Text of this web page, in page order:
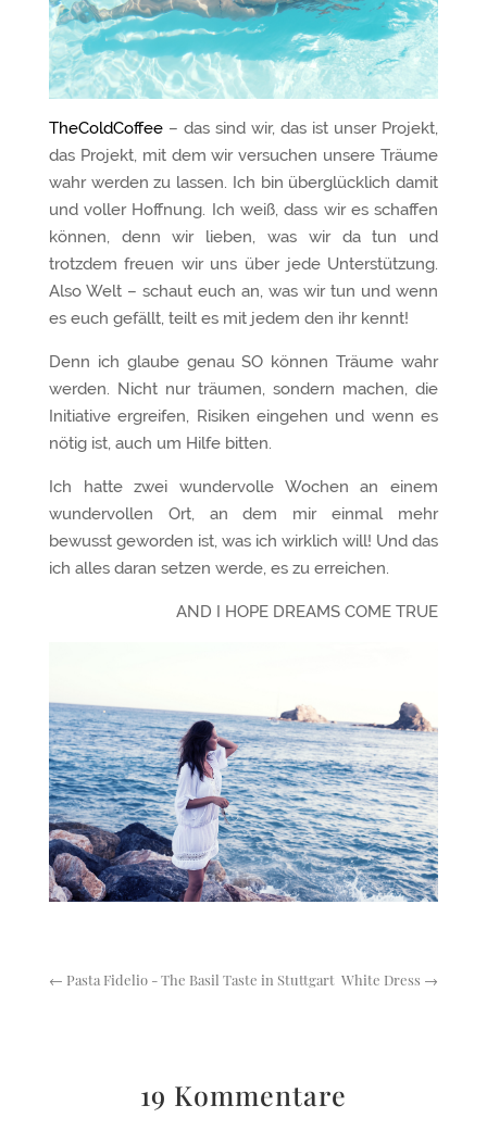
TheColdCoffee– das sind wir, das ist unser Projekt,
das Projekt, mit dem wir versuchen unsere Träume
wahr werden zu lassen. Ich bin überglücklich damit
und voller Hoffnung. Ich weiß, dass wir es schaffen
können, denn wir lieben, was wir da tun und
trotzdem freuen wir uns über jede Unterstützung.
Also Welt – schaut euch an, was wir tun und wenn
es euch gefällt, teilt es mit jedem den ihr kennt!
Denn ich glaube genau SO können Träume wahr
werden. Nicht nur träumen, sondern machen, die
Initiative ergreifen, Risiken eingehen und wenn es
nötig ist, auch um Hilfe bitten.
Ich hatte zwei wundervolle Wochen an einem
wundervollen Ort, an dem mir einmal mehr
bewusst geworden ist, was ich wirklich will! Und das
ich alles daran setzen werde, es zu erreichen.
AND I HOPE DREAMS COME TRUE
← Pasta Fidelio - The Basil Taste in Stuttgart White Dress →
19 Kommentare